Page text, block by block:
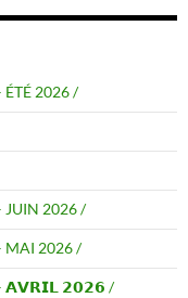
2026 /
2026 /
2026 /
𝟮𝟬𝟮𝟲 /